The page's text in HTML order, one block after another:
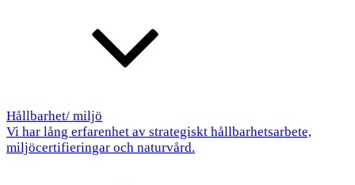
Hållbarhet/ miljö
Vi har lång erfarenhet av strategiskt hållbarhetsarbete,
miljöcertifieringar och naturvård.